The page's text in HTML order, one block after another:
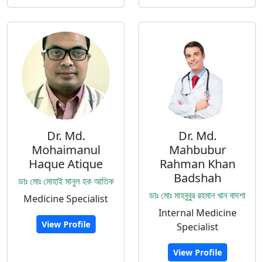
Dr. Md.
Mohaimanul
Haque Atique
ডাঃ মোঃ মোহাই মানুল হক আতিক
Medicine Specialist
View Profile
Dr. Md.
Mahbubur
Rahman Khan
Badshah
ডাঃ মোঃ মাহবুবুর রহমান খান বাদশা
Internal Medicine
Specialist
View Profile